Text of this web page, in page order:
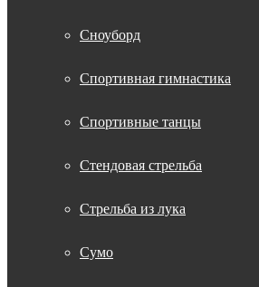
Сноуборд
Спортивная гимнастика
Спортивные танцы
Стендовая стрельба
Стрельба из лука
Сумо